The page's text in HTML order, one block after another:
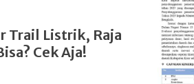
Trail Listrik, Raja
Cek Aja!